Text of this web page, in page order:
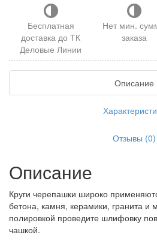
Бесплатная
доставка до ТК
Деловые Линии
Нет мин.
заказа
Описание
Отзывы (0)
Описание
Круги черепашки широко
бетона, камня, керамики, гранита
полировкой проведите шлифовку
чашкой.